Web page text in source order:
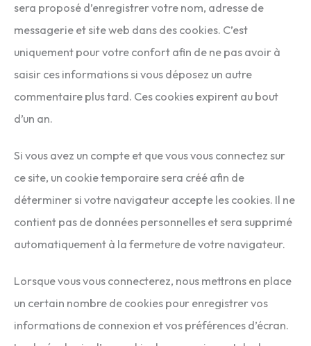
sera proposé d’enregistrer votre nom, adresse de
messagerie et site web dans des cookies. C’est
uniquement pour votre confort afin de ne pas avoir à
saisir ces informations si vous déposez un autre
commentaire plus tard. Ces cookies expirent au bout
d’un an.
Si vous avez un compte et que vous vous connectez sur
ce site, un cookie temporaire sera créé afin de
déterminer si votre navigateur accepte les cookies. Il ne
contient pas de données personnelles et sera supprimé
automatiquement à la fermeture de votre navigateur.
Lorsque vous vous connecterez, nous mettrons en place
un certain nombre de cookies pour enregistrer vos
informations de connexion et vos préférences d’écran.